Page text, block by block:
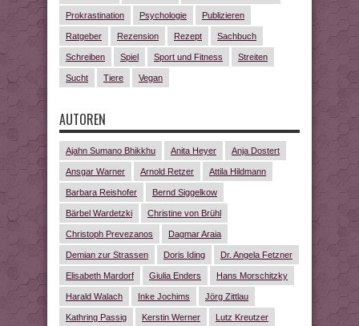
Prokrastination Psychologie Publizieren
Ratgeber Rezension Rezept Sachbuch
Schreiben Spiel Sport und Fitness Streiten
Sucht Tiere Vegan
AUTOREN
Ajahn Sumano Bhikkhu Anita Heyer Anja Dostert
Ansgar Warner Arnold Retzer Attila Hildmann
Barbara Reishofer Bernd Siggelkow
Bärbel Wardetzki Christine von Brühl
Christoph Prevezanos Dagmar Araia
Demian zur Strassen Doris Iding Dr. Angela Fetzner
Elisabeth Mardorf Giulia Enders Hans Morschitzky
Harald Walach Inke Jochims Jörg Zittlau
Kathring Passig Kerstin Werner Lutz Kreutzer